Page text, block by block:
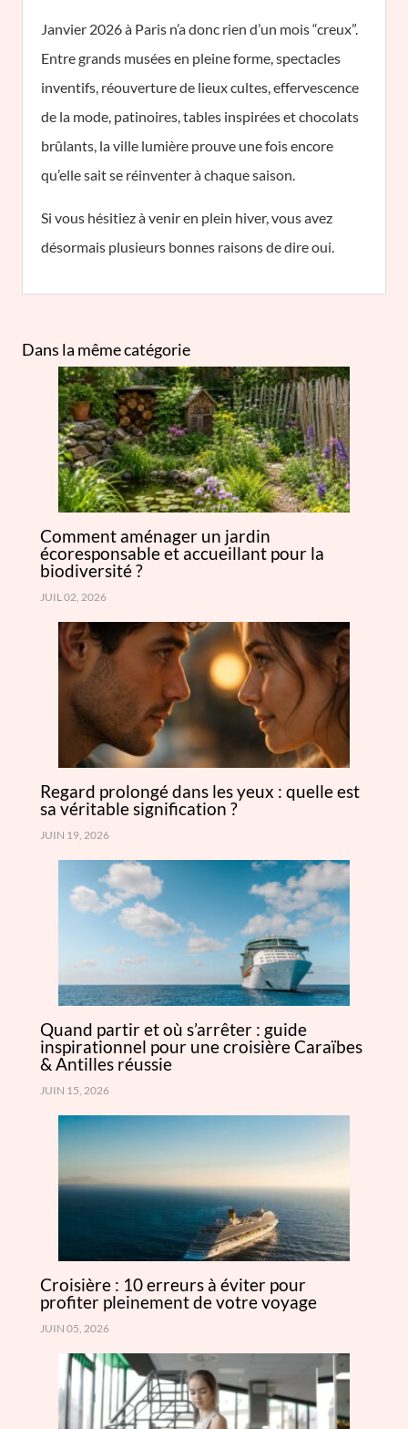
Janvier 2026 à Paris n’a donc rien d’un mois “creux”.
Entre grands musées en pleine forme, spectacles
inventifs, réouverture de lieux cultes, effervescence
de la mode, patinoires, tables inspirées et chocolats
brûlants, la ville lumière prouve une fois encore
qu’elle sait se réinventer à chaque saison.
Si vous hésitiez à venir en plein hiver, vous avez
désormais plusieurs bonnes raisons de dire oui.
Dans la même catégorie
Comment aménager un jardin
écoresponsable et accueillant pour la
biodiversité ?
JUIL 02, 2026
Regard prolongé dans les yeux : quelle est
sa véritable signification ?
JUIN 19, 2026
Quand partir et où s’arrêter : guide
inspirationnel pour une croisière Caraïbes
& Antilles réussie
JUIN 15, 2026
Croisière : 10 erreurs à éviter pour
profiter pleinement de votre voyage
JUIN 05, 2026